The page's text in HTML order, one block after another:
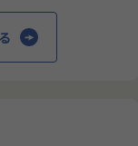
イナー候補の
約締結、トレ
ンジなど、ベ
成など）